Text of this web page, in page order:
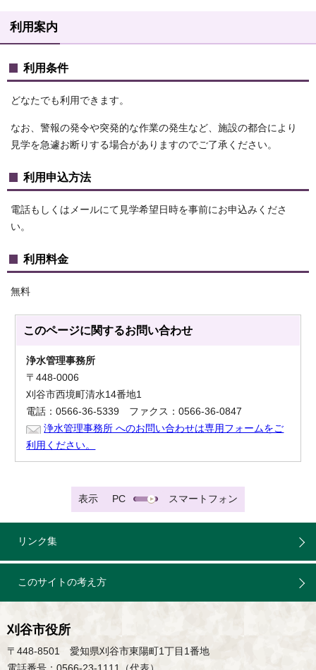
利用案内
利用条件
どなたでも利用できます。
なお、警報の発令や突発的な作業の発生など、施設の都合により
見学を急遽お断りする場合がありますのでご了承ください。
利用申込方法
電話もしくはメールにて見学希望日時を事前にお申込みくださ
い。
利用料金
無料
このページに関するお問い合わせ
浄水管理事務所
〒448-0006
刈谷市西境町清水14番地1
電話：0566-36-5339 ファクス：0566-36-0847
浄水管理事務所 へのお問い合わせは専用フォームをご
利用ください。
表示 PC スマートフォン
リンク集
このサイトの考え方
刈谷市役所
〒448-8501 愛知県刈谷市東陽町1丁目1番地